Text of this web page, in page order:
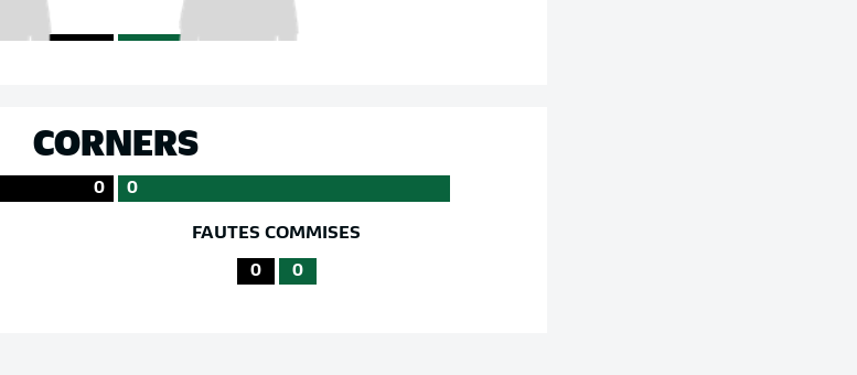
CORNERS
0 0
FAUTES COMMISES
0 0